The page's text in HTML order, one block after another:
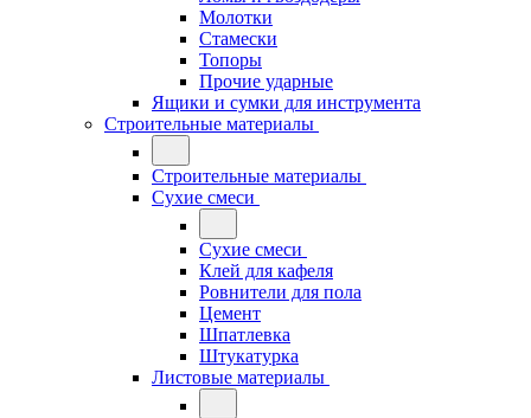
Молотки
Стамески
Топоры
Прочие ударные
Ящики и сумки для инструмента
Строительные материалы
Строительные материалы
Сухие смеси
Сухие смеси
Клей для кафеля
Ровнители для пола
Цемент
Шпатлевка
Штукатурка
Листовые материалы